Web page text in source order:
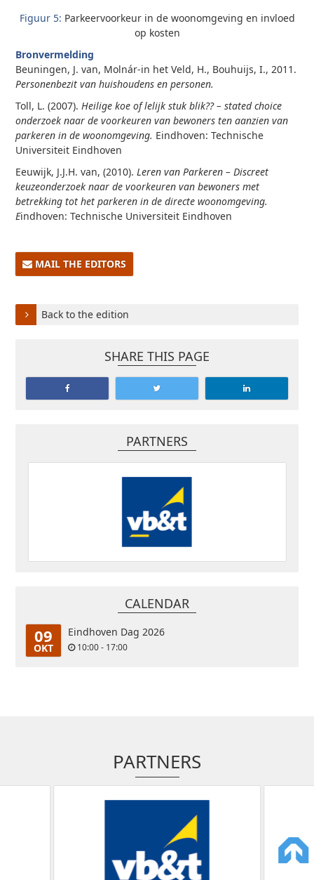
Figuur 5: Parkeervoorkeur in de woonomgeving en invloed
op kosten
Bronvermelding
Beuningen, J. van, Molnár-in het Veld, H., Bouhuijs, I., 2011.
Personenbezit van huishoudens en personen.
Toll, L. (2007). Heilige koe of lelijk stuk blik?? – stated choice
onderzoek naar de voorkeuren van bewoners ten aanzien van
parkeren in de woonomgeving. Eindhoven: Technische
Universiteit Eindhoven
Eeuwijk, J.J.H. van, (2010). Leren van Parkeren – Discreet
keuzeonderzoek naar de voorkeuren van bewoners met
betrekking tot het parkeren in de directe woonomgeving.
Eindhoven: Technische Universiteit Eindhoven
MAIL THE EDITORS
Back to the edition
SHARE THIS PAGE
PARTNERS
CALENDAR
09
OKT
Eindhoven Dag 2026
10:00 - 17:00
PARTNERS